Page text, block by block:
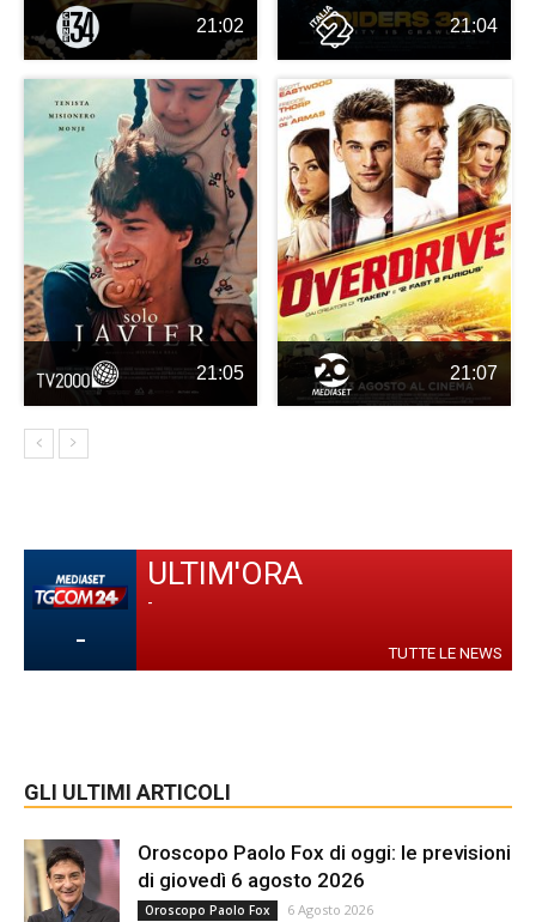
21:02 21:04
21:05 21:07
-
ULTIM'ORA
-
TUTTE LE NEWS
GLI ULTIMI ARTICOLI
Oroscopo Paolo Fox di oggi: le previsioni
di giovedì 6 agosto 2026
Oroscopo Paolo Fox 6 Agosto 2026